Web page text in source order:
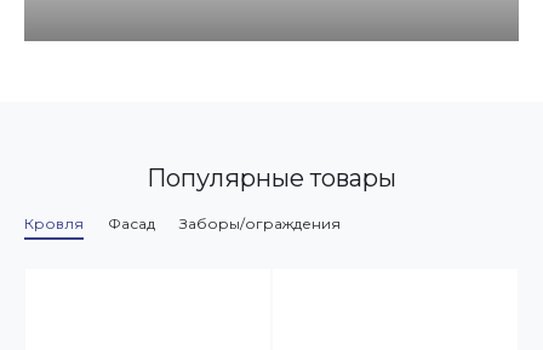
Популярные товары
Кровля Фасад Заборы/ограждения